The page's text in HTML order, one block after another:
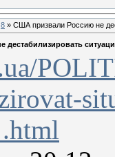
8 » США призвали Россию не